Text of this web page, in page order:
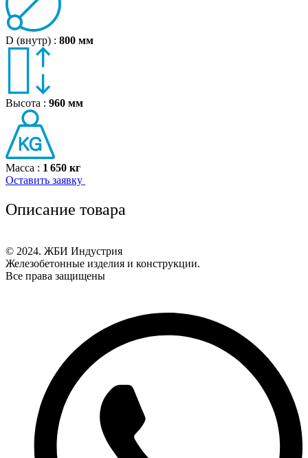
D (внутр) : 800 мм
Высота : 960 мм
Масса : 1 650 кг
Оставить заявку
Описание товара
© 2024. ЖБИ Индустрия
Железобетонные изделия и конструкции.
Все права защищены